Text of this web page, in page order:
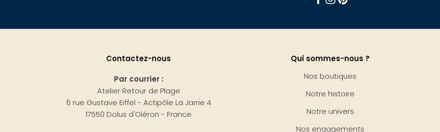
Contactez-nous
Par courrier :
Atelier Retour de Plage
6 rue Gustave Eiffel - Actipôle La Jarrie 4
17550 Dolus d'Oléron - France
Qui sommes-nous ?
Nos boutiques
Notre histoire
Notre univers
Nos engagements